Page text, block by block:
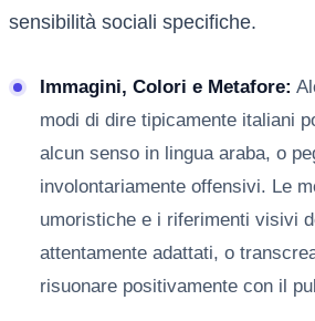
sensibilità sociali specifiche.
Immagini, Colori e Metafore:
modi di dire tipicamente italiani
alcun senso in lingua araba, o
involontariamente offensivi. Le
umoristiche e i riferimenti visivi
attentamente adattati, o
risuonare positivamente con il